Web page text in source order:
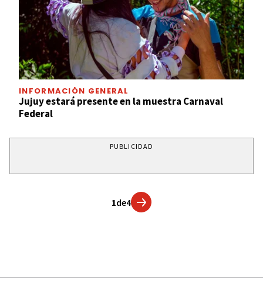
INFORMACIÓN GENERAL
Jujuy estará presente en la muestra Carnaval
Federal
PUBLICIDAD
1de4